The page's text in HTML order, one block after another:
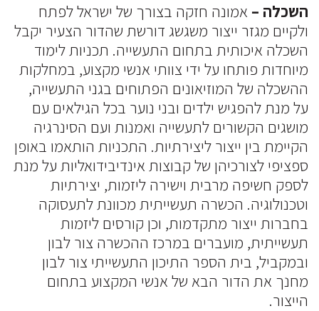
השכלה – אמונה חזקה בצורך של ישראל לפתח
ולקיים מגזר ייצור משגשג דורשת שהדור הצעיר יקבל
השכלה איכותית בתחום התעשייה. תכניות לימוד
מיוחדות פותחו על ידי צוותי אנשי מקצוע, במחלקות
ההשכלה של המוזיאונים הפתוחים בגני התעשייה,
על מנת להפגיש ילדים ובני נוער בכל הגילאים עם
מושגים הקשורים לתעשייה ואמנות ועם הסינרגיה
הקיימת בין ייצור ליצירתיות. התכניות הותאמו באופן
ספציפי לצורכיהן של קבוצות אינדיבידואליות על מנת
לספק חשיפה מרבית וישירה ליזמות, יצירתיות
וטכנולוגיה. הכשרה תעשייתית מכוונת לתעסוקה
בחברות ייצור מתקדמות, וכן קורסים ליזמות
תעשייתית, מועברים במרכז ההכשרה צור לבון
ובמקביל, בית הספר התיכון התעשייתי צור לבון
מחנך את הדור הבא של אנשי המקצוע בתחום
הייצור.